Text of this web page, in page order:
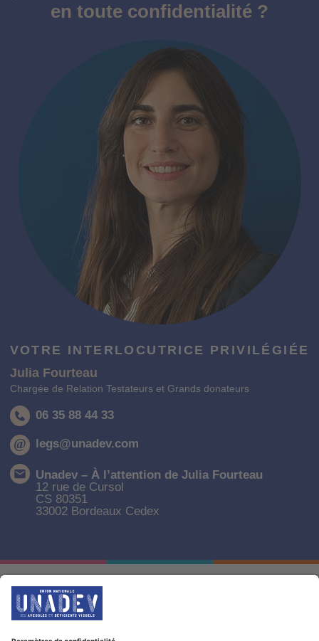
en toute confidentialité ?
VOTRE INTERLOCUTRICE PRIVILÉGIÉE
Julia Fourteau
Chargée de Relation Testateurs et Grands donateurs
06 35 88 44 33
@ legs@unadev.com
Unadev – À l’attention de Julia Fourteau
12 rue de Cursol
CS 80351
33002 Bordeaux Cedex